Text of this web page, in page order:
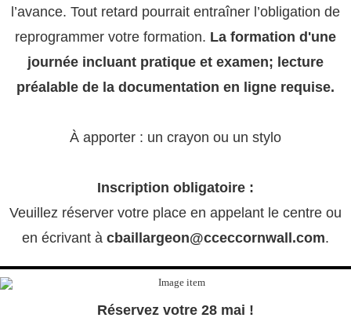
l’avance. Tout retard pourrait entraîner l’obligation de
reprogrammer votre formation. La formation d'une
journée incluant pratique et examen; lecture
préalable de la documentation en ligne requise.
À apporter : un crayon ou un stylo
Inscription obligatoire :
Veuillez réserver votre place en appelant le centre ou
en écrivant à cbaillargeon@cceccornwall.com.
Réservez votre 28 mai !